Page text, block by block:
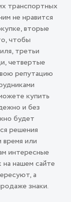
транспортных
не нравится
вторые
чтобы
третьи
четвертые
репутацию
купить
и без
будет
решения
время или
интересные
на нашем сайте
а
знаки.